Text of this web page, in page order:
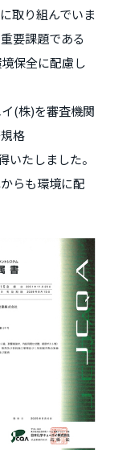
取り組んでいま
要課題である
保全に配慮し
(株)を審査機関
格
いたしました。
らも環境に配